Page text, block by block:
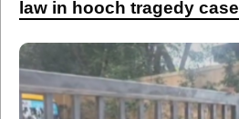
law in hooch tragedy case